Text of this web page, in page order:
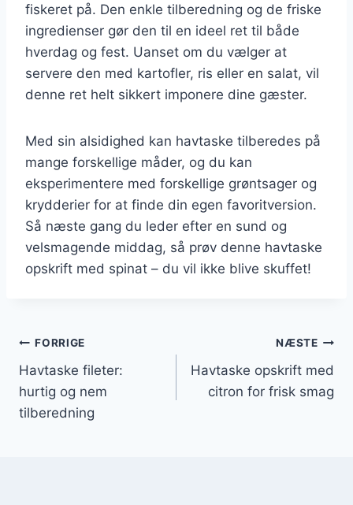
fiskeret på. Den enkle tilberedning og de friske
ingredienser gør den til en ideel ret til både
hverdag og fest. Uanset om du vælger at
servere den med kartofler, ris eller en salat, vil
denne ret helt sikkert imponere dine gæster.
Med sin alsidighed kan havtaske tilberedes på
mange forskellige måder, og du kan
eksperimentere med forskellige grøntsager og
krydderier for at finde din egen favoritversion.
Så næste gang du leder efter en sund og
velsmagende middag, så prøv denne havtaske
opskrift med spinat – du vil ikke blive skuffet!
Indlægsnavigation
FORRIGE
Havtaske fileter:
hurtig og nem
tilberedning
NÆSTE
Havtaske opskrift med
citron for frisk smag